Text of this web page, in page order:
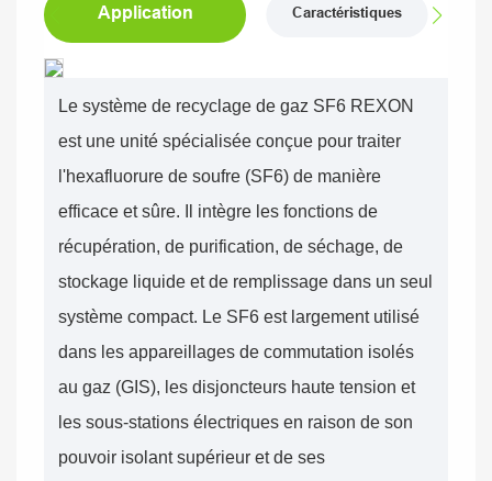
Application Caractéristiques
Le système de recyclage de gaz SF6 REXON
est une unité spécialisée conçue pour traiter
l'hexafluorure de soufre (SF6) de manière
efficace et sûre. Il intègre les fonctions de
récupération, de purification, de séchage, de
stockage liquide et de remplissage dans un seul
système compact. Le SF6 est largement utilisé
dans les appareillages de commutation isolés
au gaz (GIS), les disjoncteurs haute tension et
les sous-stations électriques en raison de son
pouvoir isolant supérieur et de ses